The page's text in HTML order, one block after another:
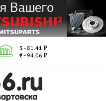
$ - 81.41 ₽
€ - 94.06 ₽